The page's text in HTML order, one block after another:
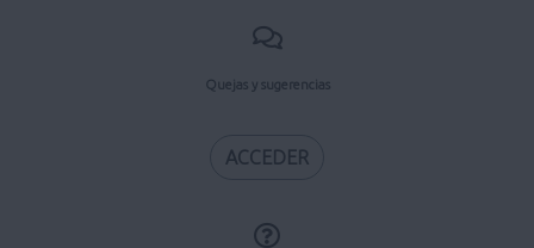
Quejas y sugerencias
ACCEDER